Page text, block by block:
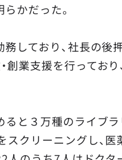
かだった。
しており、社長の後
業支援を行っており
ると３万種のライブ
スクリーニングし、